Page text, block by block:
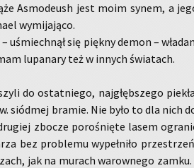
Asmo­deush jest moim synem, a
wy­mi­ja­ją­co.
– uśmiech­nął się pięk­ny demon –
lu­pa­na­ry też w in­nych świa­tach.
do ostat­nie­go, naj­głęb­sze­go
siód­mej bra­mie. Nie było to dla nich
zbo­cze po­ro­śnię­te lasem
bez pro­ble­mu wy­peł­ni­ło
jak na mu­rach wa­row­ne­go